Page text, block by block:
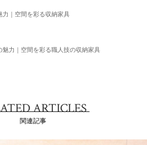
力｜空間を彩る収納家具
力｜空間を彩る職人技の収納家具
ARTICLES
関連記事